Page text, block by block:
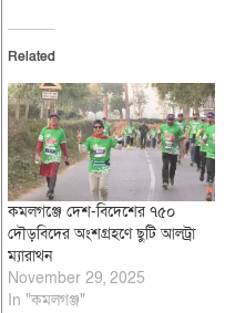
Related
কমলগঞ্জে দেশ-বিদেশের ৭৫০
দৌড়বিদের অংশগ্রহণে ছুটি আলট্রা
ম্যারাথন
November 29, 2025
In "কমলগঞ্জ"